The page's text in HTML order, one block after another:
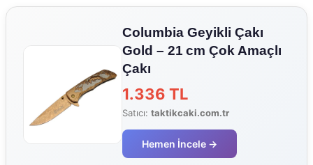
Columbia Geyikli Çakı
Gold – 21 cm Çok Amaçlı
Çakı
1.336 TL
Satıcı: taktikcaki.com.tr
Hemen İncele →